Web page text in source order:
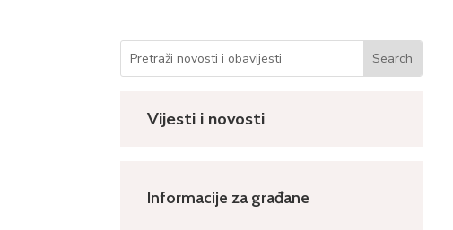
Vijesti i novosti
Informacije za građane